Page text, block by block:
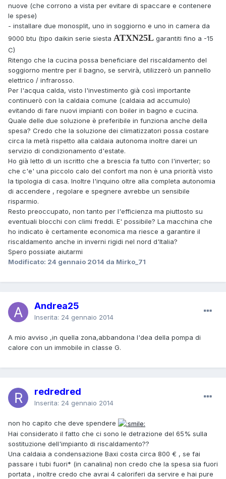
nuove (che corrono a vista per evitare di spaccare e contenere
le spese)
- installare due monosplit, uno in soggiorno e uno in camera da
9000 btu (tipo daikin serie siesta ATXN25L garantiti fino a -15
C)
Ritengo che la cucina possa beneficiare del riscaldamento del
soggiorno mentre per il bagno, se servirà, utilizzerò un pannello
elettrico / infrarosso.
Per l'acqua calda, visto l'investimento già così importante
continuerò con la caldaia comune (caldaia ad accumulo)
evitando di fare nuovi impianti con boiler in bagno e cucina.
Quale delle due soluzione è preferibile in funziona anche della
spesa? Credo che la soluzione dei climatizzatori possa costare
circa la metà rispetto alla caldaia autonoma inoltre darei un
servizio di condizionamento d'estate.
Ho già letto di un iscritto che a brescia fa tutto con l'inverter; so
che c'e' una piccolo calo del confort ma non è una priorità visto
la tipologia di casa. Inoltre l'inquino oltre alla completa autonomia
di accendere , regolare e spegnere avrebbe un sensibile
risparmio.
Resto preoccupato, non tanto per l'efficienza ma piuttosto su
eventuali blocchi con climi freddi. E' possibile? La macchina che
ho indicato è certamente economica ma riesce a garantire il
riscaldamento anche in inverni rigidi nel nord d'Italia?
Spero possiate aiutarmi
Modificato: 24 gennaio 2014 da Mirko_71
Andrea25
Inserita: 24 gennaio 2014
A mio avviso ,in quella zona,abbandona l'dea della pompa di
calore con un immobile in classe G.
redredred
Inserita: 24 gennaio 2014
non ho capito che deve spendere
Hai considerato il fatto che ci sono le detrazione del 65% sulla
sostituzione dell'impianto di riscaldamento??
Una caldaia a condensazione Baxi costa circa 800 € , se fai
passare i tubi fuori* (in canalina) non credo che la spesa sia fuori
portata , inoltre credo che avrai 4 caloriferi da servire e hai pure